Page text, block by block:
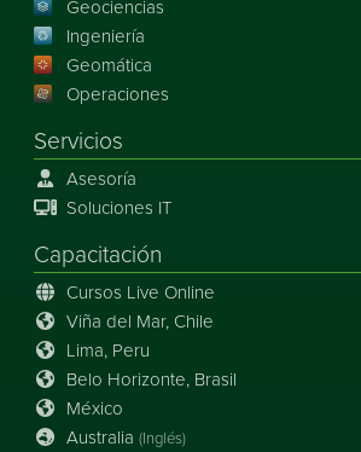
Geociencias
Ingeniería
Geomática
Operaciones
Servicios
Asesoría
Soluciones IT
Capacitación
Cursos Live Online
Viña del Mar, Chile
Lima, Peru
Belo Horizonte, Brasil
México
Australia (Inglés)